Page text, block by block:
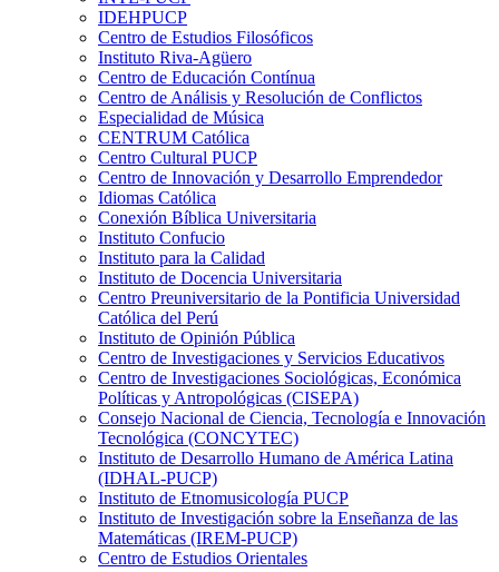
IDEHPUCP
Centro de Estudios Filosóficos
Instituto Riva-Agüero
Centro de Educación Contínua
Centro de Análisis y Resolución de Conflictos
Especialidad de Música
CENTRUM Católica
Centro Cultural PUCP
Centro de Innovación y Desarrollo Emprendedor
Idiomas Católica
Conexión Bíblica Universitaria
Instituto Confucio
Instituto para la Calidad
Instituto de Docencia Universitaria
Centro Preuniversitario de la Pontificia Universidad
Católica del Perú
Instituto de Opinión Pública
Centro de Investigaciones y Servicios Educativos
Centro de Investigaciones Sociológicas, Económica
Políticas y Antropológicas (CISEPA)
Consejo Nacional de Ciencia, Tecnología e Innovación
Tecnológica (CONCYTEC)
Instituto de Desarrollo Humano de América Latina
(IDHAL-PUCP)
Instituto de Etnomusicología PUCP
Instituto de Investigación sobre la Enseñanza de las
Matemáticas (IREM-PUCP)
Centro de Estudios Orientales